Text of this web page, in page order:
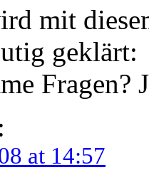
mit
geklärt:
Fragen?
at 14:57